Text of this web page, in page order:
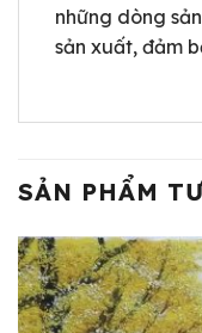
những dòng
sản xuất, đảm
SẢN PHẨM